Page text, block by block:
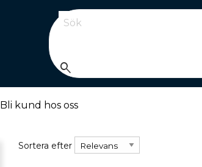
Sök
search
Bli kund hos oss
Sortera efter
Sortera efter